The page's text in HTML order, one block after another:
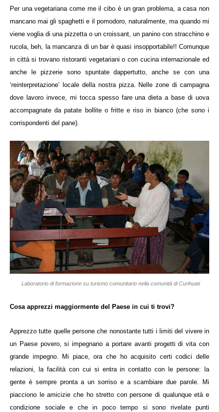
Per una vegetariana come me il cibo è un gran problema, a casa non
mancano mai gli spaghetti e il pomodoro, naturalmente, ma quando mi
viene voglia di una pizzetta o un croissant, un panino con stracchino e
rucola, beh, la mancanza di un bar è quasi insopportabile!! Comunque
in città si trovano ristoranti vegetariani o con cucina internazionale ed
anche le pizzerie sono spuntate dappertutto, anche se con una
‘reinterpretazione’ locale della nostra pizza. Nelle zone di campagna
dove lavoro invece, mi tocca spesso fare una dieta a base di uova
accompagnate da patate bollite o fritte e riso in bianco (che sono i
corrispondenti del pane).
Laboratorio di formazione su turismo comunitario nella comunità di Curihuati
Cosa apprezzi maggiormente del Paese in cui ti trovi?
Apprezzo tutte quelle persone che nonostante tutti i limiti del vivere in
un Paese povero, si impegnano a portare avanti progetti di vita con
grande impegno. Mi piace, ora che ho acquisito certi codici delle
relazioni, la facilità con cui si entra in contatto con le persone: la
gente è sempre pronta a un sorriso e a scambiare due parole. Mi
piacciono le amicizie che ho stretto con persone di qualunque età e
condizione sociale e che in poco tempo si sono rivelate punti